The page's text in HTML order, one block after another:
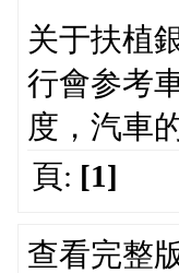
关于扶植
行會参考
度，汽車
頁: [1]
查看完整